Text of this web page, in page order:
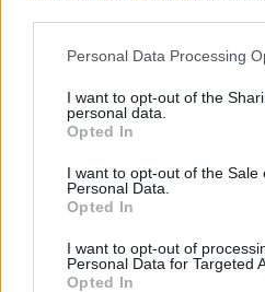
Please note that this website/
not limited to your visit or usage
grant or deny consent to Google
use your data for below
consent section.
Personal Data Processing
I want to opt-out of the
personal data.
Opted In
I want to opt-out of the Sale
Personal Data.
Opted In
I want to opt-out of
Personal Data for Targeted
Opted In